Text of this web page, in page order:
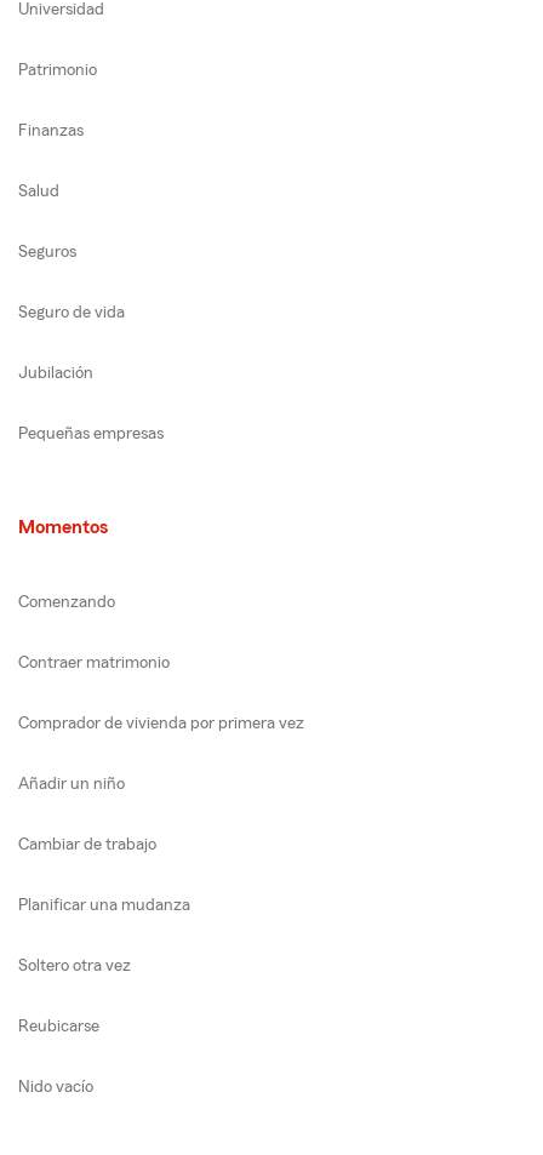
Universidad
Patrimonio
Finanzas
Salud
Seguros
Seguro de vida
Jubilación
Pequeñas empresas
Momentos
Comenzando
Contraer matrimonio
Comprador de vivienda por primera vez
Añadir un niño
Cambiar de trabajo
Planificar una mudanza
Soltero otra vez
Reubicarse
Nido vacío